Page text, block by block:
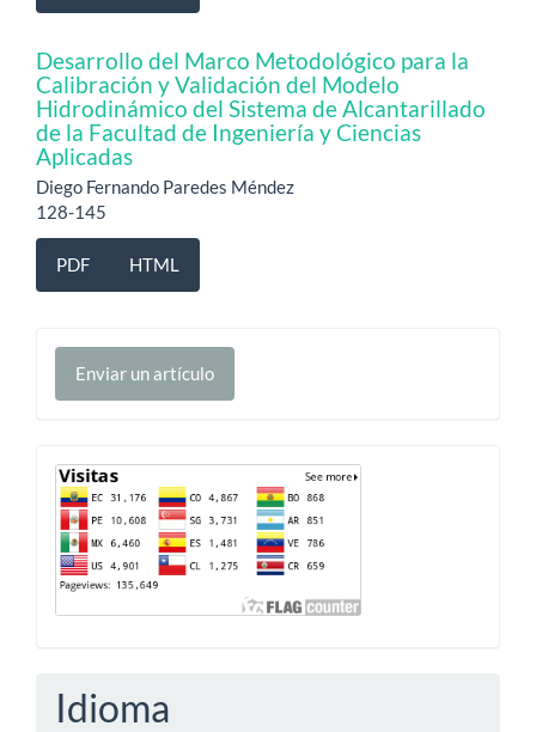
Desarrollo del Marco Metodológico para la
Calibración y Validación del Modelo
Hidrodinámico del Sistema de Alcantarillado
de la Facultad de Ingeniería y Ciencias
Aplicadas
Diego Fernando Paredes Méndez
128-145
PDF HTML
Enviar
unEnviar un artículo
Contador
Idioma